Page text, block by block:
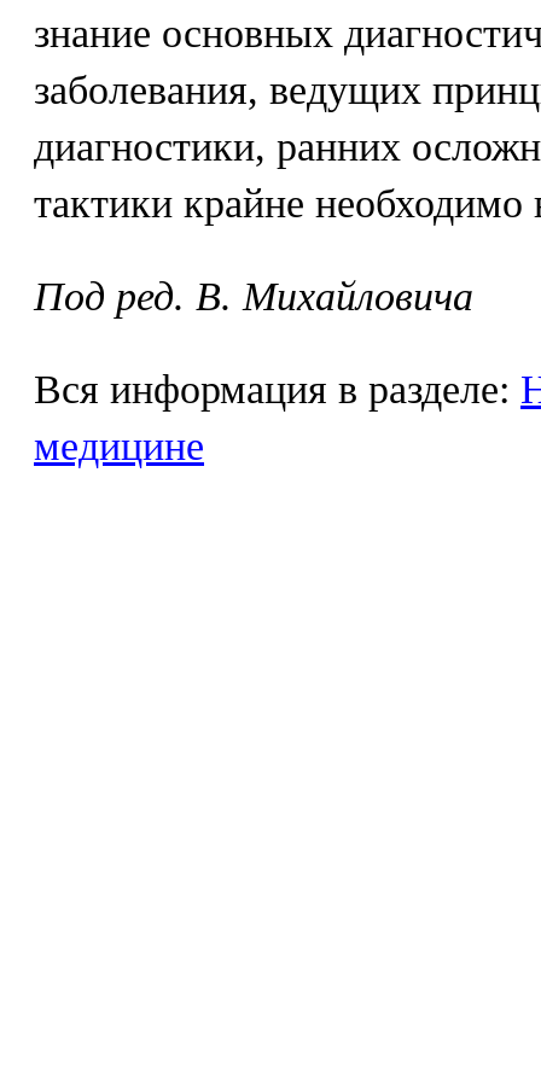
знание основных
заболевания, ведущих
диагностики, ранних
тактики крайне
Под ред. В. Михайловича
Вся информация в разделе:
медицине